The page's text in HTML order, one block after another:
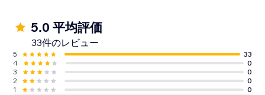
5.0 平均評価
33件のレビュー
5
33
4
0
3
0
2
0
1
0